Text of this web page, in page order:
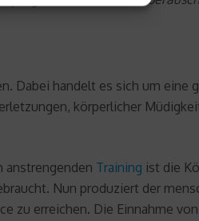
Dabei handelt es sich um eine
körperlicher
anstrengenden Training ist die
Nun produziert der
zu erreichen. Die Einnahme